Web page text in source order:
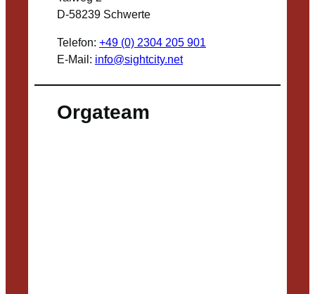
D-58239 Schwerte
Telefon: +49 (0) 2304 205 901
E-Mail: info@sightcity.net
Orgateam